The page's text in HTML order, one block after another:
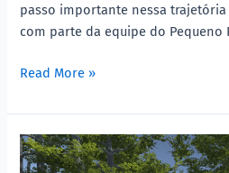
passo importante nessa
com parte da equipe do Pequeno
Read More »
Explorando
a